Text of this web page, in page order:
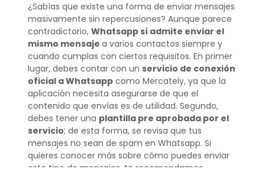
¿Sabías que existe una forma de enviar mensajes
masivamente sin repercusiones? Aunque parece
contradictorio, Whatsapp sí admite enviar el
mismo mensaje a varios contactos siempre y
cuando cumplas con ciertos requisitos. En primer
lugar, debes contar con un servicio de conexión
oficial a Whatsappcomo Mercately, ya que la
aplicación necesita asegurarse de que el
contenido que envías es de utilidad. Segundo,
debes tener una plantilla pre aprobada por el
servicio; de esta forma, se revisa que tus
mensajes no sean de spam en Whatsapp. Si
quieres conocer más sobre cómo puedes enviar
este tipo de mensajes, te recomendamos